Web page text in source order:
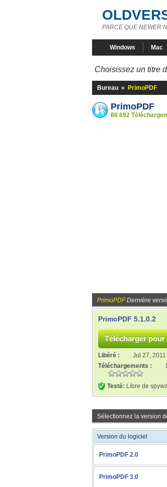
PARCE QUE NEWER
Windows Mac
Choisissez un titre
Bureau » PrimoPDF
PrimoPDF
88 692
PrimoPDFDernière
PrimoPDF 5.1.0.2
Libéré : Jul 27, 2011
Téléchargements :
Testé: Libre de
Sélectionnez la version
Version du logiciel
PrimoPDF 2.0
PrimoPDF 3.0